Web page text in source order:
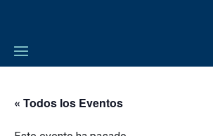
« Todos los Eventos